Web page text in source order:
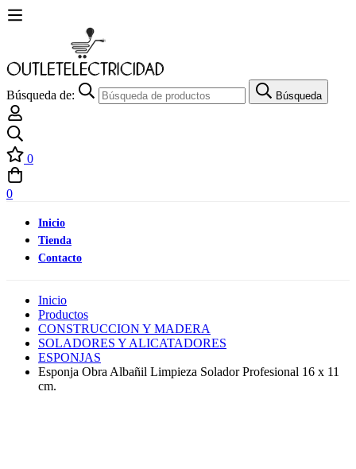
Búsqueda de: Búsqueda
0
0
Inicio
Tienda
Contacto
Inicio
Productos
CONSTRUCCION Y MADERA
SOLADORES Y ALICATADORES
ESPONJAS
Esponja Obra Albañil Limpieza Solador Profesional 16 x 11
cm.